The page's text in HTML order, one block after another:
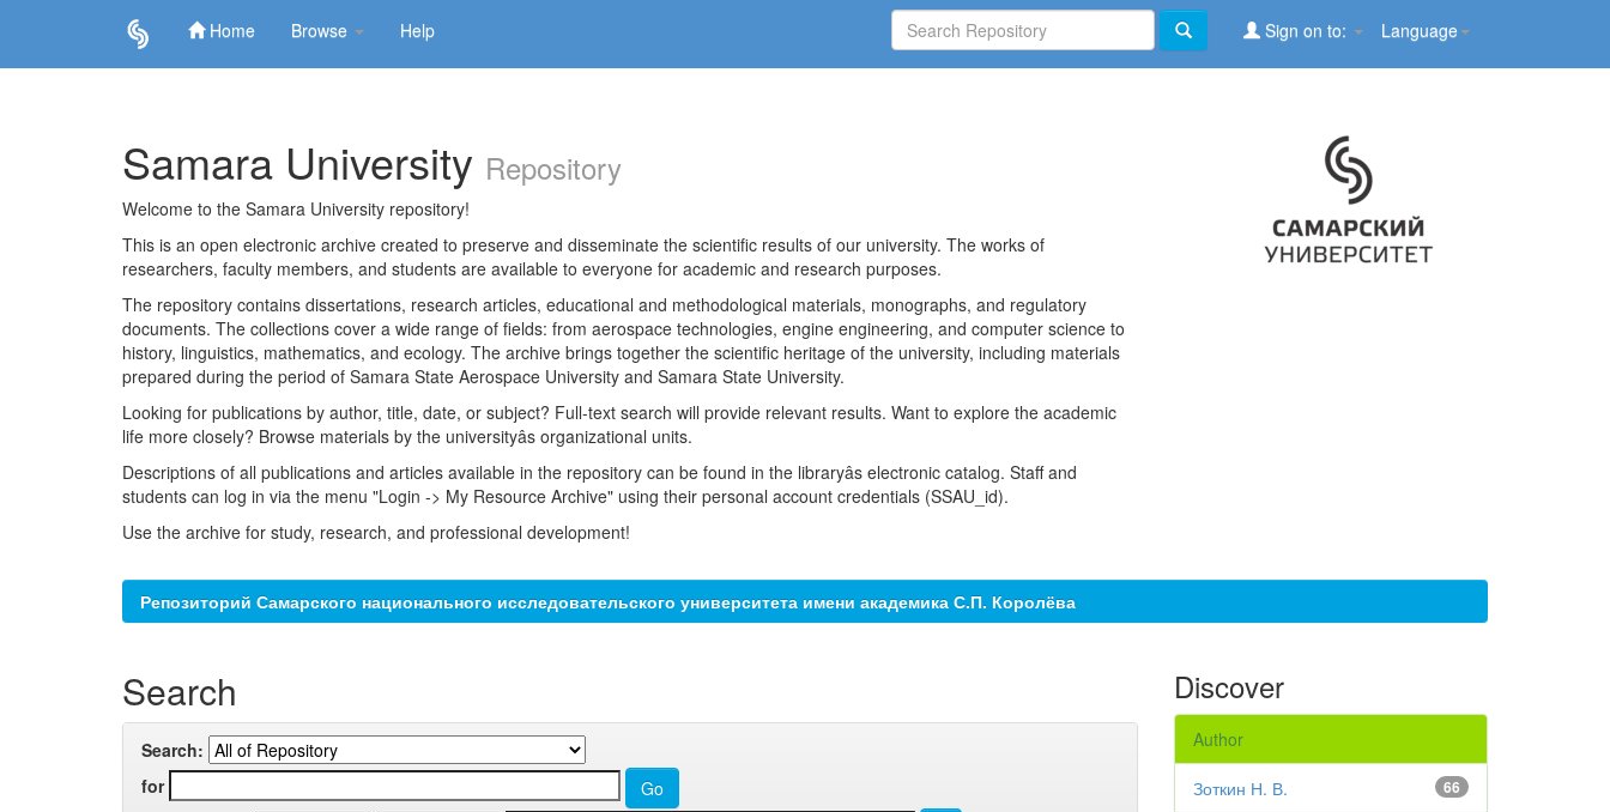
Home Browse Help Language
Sign on to:
Samara University Repository
Welcome to the Samara University repository!
This is an open electronic archive created to preserve and disseminate the scientific results of our university. The works of
researchers, faculty members, and students are available to everyone for academic and research purposes.
The repository contains dissertations, research articles, educational and methodological materials, monographs, and regulatory
documents. The collections cover a wide range of fields: from aerospace technologies, engine engineering, and computer science to
history, linguistics, mathematics, and ecology. The archive brings together the scientific heritage of the university, including materials
prepared during the period of Samara State Aerospace University and Samara State University.
Looking for publications by author, title, date, or subject? Full-text search will provide relevant results. Want to explore the academic
life more closely? Browse materials by the universityâs organizational units.
Descriptions of all publications and articles available in the repository can be found in the libraryâs electronic catalog. Staff and
students can log in via the menu "Login -> My Resource Archive" using their personal account credentials (SSAU_id).
Use the archive for study, research, and professional development!
Репозиторий Самарского национального исследовательского университета имени академика С.П. Королёва
Search
Search:
for
Discover
Author
66
Зоткин Н. В.